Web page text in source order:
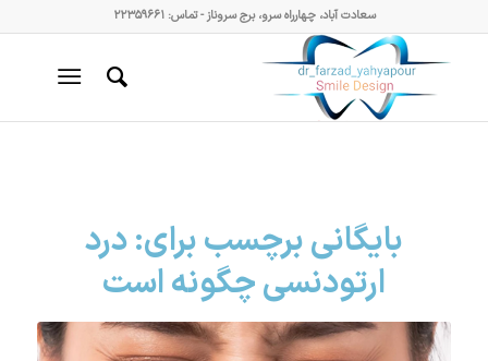
سعادت آباد، چهارراه سرو، برج سروناز - تماس: ۲۲۳۵۹۶۶۱
بایگانی برچسب برای:درد
ارتودنسی چگونه است